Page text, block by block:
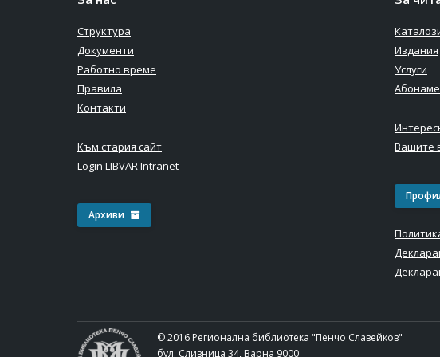
Структура
Документи
Работно време
Правила
Контакти
Към стария сайт
Login LIBVAR Intranet
Архиви
Издания
Услуги
Вашите
© 2016 Регионална библиотека "Пенчо Славейков"
бул. Сливница 34, Варна 9000